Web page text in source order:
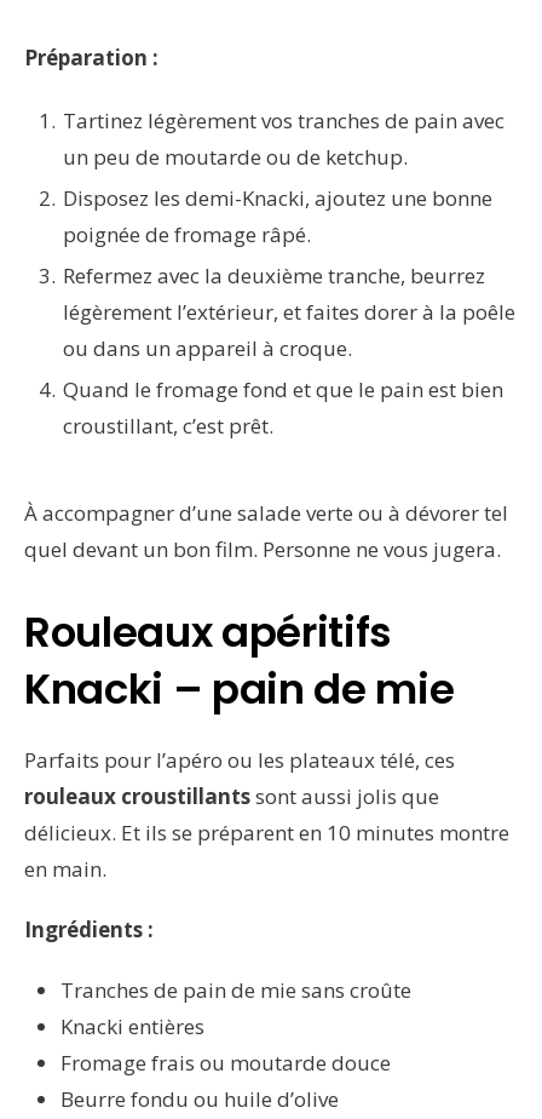
Préparation :
Tartinez légèrement vos tranches de pain avec
un peu de moutarde ou de ketchup.
Disposez les demi-Knacki, ajoutez une bonne
poignée de fromage râpé.
Refermez avec la deuxième tranche, beurrez
légèrement l’extérieur, et faites dorer à la poêle
ou dans un appareil à croque.
Quand le fromage fond et que le pain est bien
croustillant, c’est prêt.
À accompagner d’une salade verte ou à dévorer tel
quel devant un bon film. Personne ne vous jugera.
Rouleaux apéritifs
Knacki – pain de mie
Parfaits pour l’apéro ou les plateaux télé, ces
rouleaux croustillantssont aussi jolis que
délicieux. Et ils se préparent en 10 minutes montre
en main.
Ingrédients :
Tranches de pain de mie sans croûte
Knacki entières
Fromage frais ou moutarde douce
Beurre fondu ou huile d’olive